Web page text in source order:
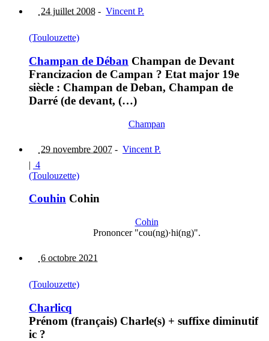
24 juillet 2008 - Vincent P.
(Toulouzette)
Champan de Déban Champan de Devant
Francizacion de Campan ? Etat major 19e
siècle : Champan de Deban, Champan de
Darré (de devant, (…)
Champan
29 novembre 2007 - Vincent P.
| 4
(Toulouzette)
Couhin Cohin
Cohin
Prononcer "cou(ng)·hi(ng)".
6 octobre 2021
(Toulouzette)
Charlicq
Prénom (français) Charle(s) + suffixe diminutif
ic ?